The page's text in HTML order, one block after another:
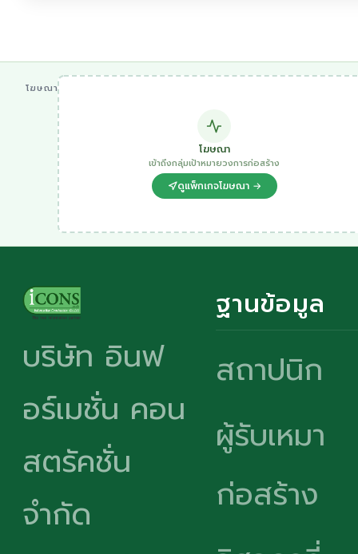
โฆษณา
โฆษณา
เข้าถึงกลุ่มเป้าหมายวงการก่อสร้าง
ดูแพ็กเกจโฆษณา →
บริษัท อินฟ
อร์เมชั่น คอน
สตรัคชั่น
จำกัด
ฐานข้อมูล
สถาปนิก
ผู้รับเหมา
ก่อสร้าง